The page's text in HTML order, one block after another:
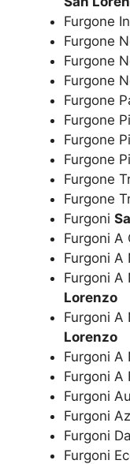
Furgone
Furgone
Furgone
Furgone
Furgone
Furgone
Furgone
Furgone
Furgone
Furgone
Furgoni
Furgoni A
Furgoni A
Furgoni A
Lorenzo
Furgoni A
Lorenzo
Furgoni A
Furgoni A
Furgoni
Furgoni
Furgoni
Furgoni